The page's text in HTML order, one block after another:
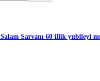
Sarvanı 60 illik yubileyi